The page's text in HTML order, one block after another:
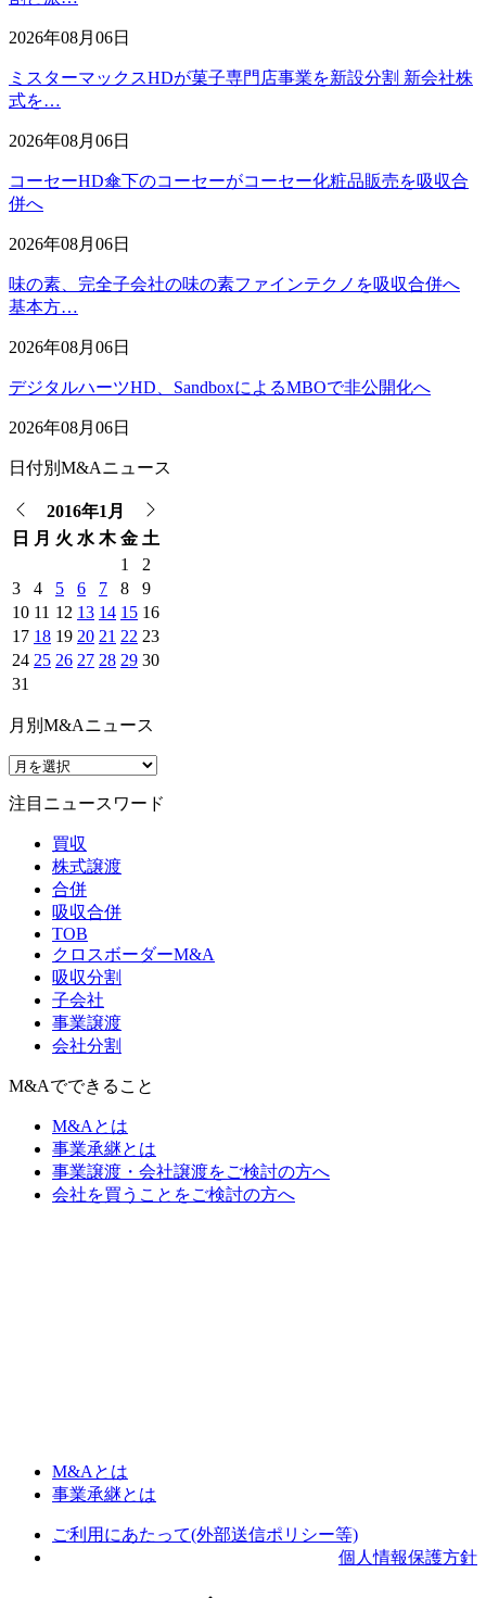
2026年08月06日
ミスターマックスHDが菓子専門店事業を新設分割 新会社株
式を…
2026年08月06日
コーセーHD傘下のコーセーがコーセー化粧品販売を吸収合
併へ
2026年08月06日
味の素、完全子会社の味の素ファインテクノを吸収合併へ
基本方…
2026年08月06日
デジタルハーツHD、SandboxによるMBOで非公開化へ
2026年08月06日
日付別M&Aニュース
2016年1月
日
月 火 水 木 金 土
1
2
3
4 5 6 7 8
9
10 11 12 13 14 15 16
17 18 19 20 21 22 23
24 25 26 27 28 29 30
31
月別M&Aニュース
注目ニュースワード
買収
株式譲渡
合併
吸収合併
TOB
クロスボーダーM&A
吸収分割
子会社
事業譲渡
会社分割
M&Aでできること
M&Aとは
事業承継とは
事業譲渡・会社譲渡をご検討の方へ
会社を買うことをご検討の方へ
M&Aとは
事業承継とは
ご利用にあたって(外部送信ポリシー等)
個人情報保護方針